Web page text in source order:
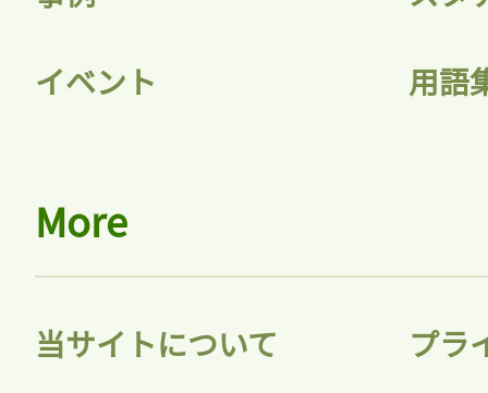
イベント 用語
More
当サイトについて プラ